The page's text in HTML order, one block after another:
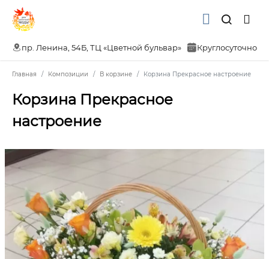
пр. Ленина, 54Б, ТЦ «Цветной бульвар» Круглосуточно
Главная Композиции В корзине Корзина Прекрасное настроение
Корзина Прекрасное
настроение